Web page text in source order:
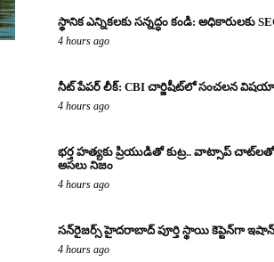
స్థానిక ఎన్నికలకు సన్నద్ధం కండి: అధికారులకు
4 hours ago
నీట్ పేపర్ లీక్: CBI చార్జిషీట్‌లో సంచలన
4 hours ago
భర్త హత్యకు ప్రియుడితో కుట్ర.. వాట్సాప్
అసలు నిజం
4 hours ago
సన్‌రైజర్స్ హైదరాబాద్ పూర్తి స్థాయి కెప్టెన్‌గా
4 hours ago